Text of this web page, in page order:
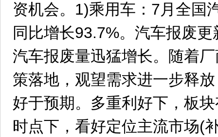
资机会。1)乘用车：7月全国
同比增长93.7%。汽车报废
汽车报废量迅猛增长。随着
策落地，观望需求进一步释
好于预期。多重利好下，板
时点下，看好定位主流市场(